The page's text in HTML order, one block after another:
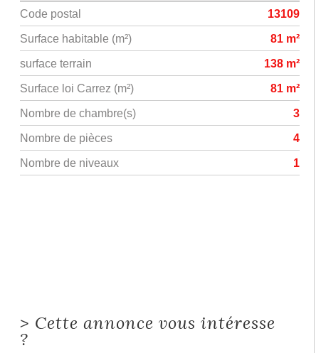
Code postal
13109
Surface habitable (m²)
81 m²
surface terrain
138 m²
Surface loi Carrez (m²)
81 m²
Nombre de chambre(s)
3
Nombre de pièces
4
Nombre de niveaux
1
> Cette annonce vous intéresse
?